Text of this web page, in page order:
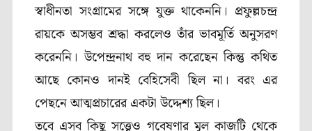
স্বাধীনতা সংগ্রামের সঙ্গে যুক্ত থাকেননি। প্রফুল্লচন্দ্র
রায়কে অসম্ভব শ্রদ্ধা করলেও তাঁর ভাবমূর্তি অনুসরণ
করেননি। উপেন্দ্রনাথ বহু দান করেছেন কিন্তু কথিত
আছে কোনও দানই বেহিসেবী ছিল না। বরং এর
পেছনে আত্মপ্রচারের একটা উদ্দেশ্য ছিল।
তবে এসব কিছু সত্ত্বেও গবেষণার মূল কাজটি থেকে